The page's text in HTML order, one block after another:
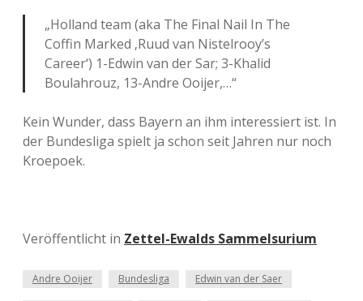
„Holland team (aka The Final Nail In The
Coffin Marked ‚Ruud van Nistelrooy’s
Career‘) 1-Edwin van der Sar; 3-Khalid
Boulahrouz, 13-Andre Ooijer,…“
Kein Wunder, dass Bayern an ihm interessiert ist. In
der Bundesliga spielt ja schon seit Jahren nur noch
Kroepoek.
Veröffentlicht in Zettel-Ewalds Sammelsurium
Andre Ooijer Bundesliga Edwin van der Saer